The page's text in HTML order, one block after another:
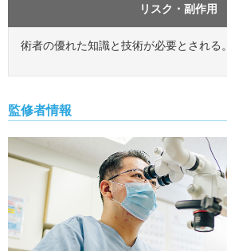
リスク・副作用
術者の優れた知識と技術が必要とされる。
監修者情報